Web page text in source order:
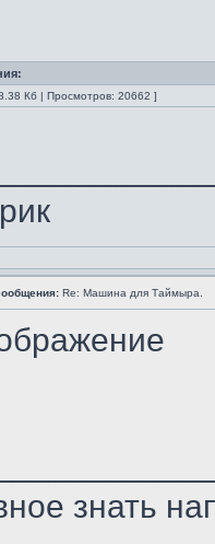
Кб | Просмотров: 20662 ]
Re: Машина для Таймыра.
знать